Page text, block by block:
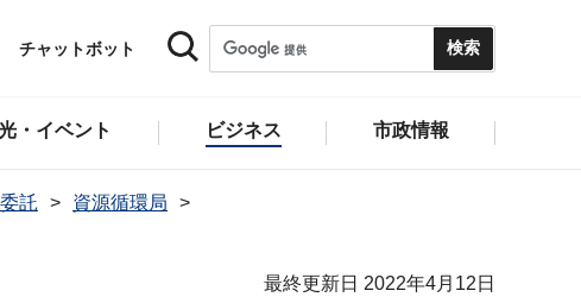
チャットボット
・イベント ビジネス 市政情報
委託
資源循環局
最終更新日 2022年4月12日